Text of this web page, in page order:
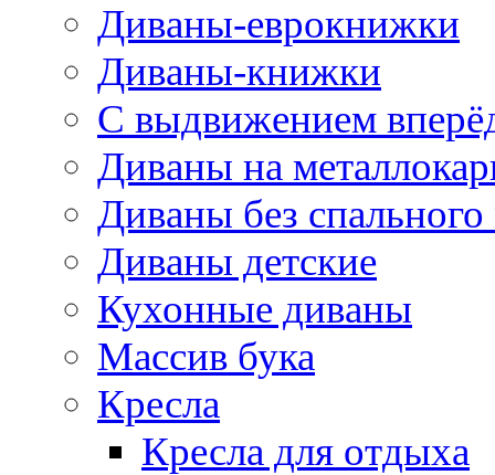
Диваны-еврокнижки
Диваны-книжки
С выдвижением
Диваны на
Диваны без спального
Диваны детские
Кухонные диваны
Массив бука
Кресла
Кресла для отдыха